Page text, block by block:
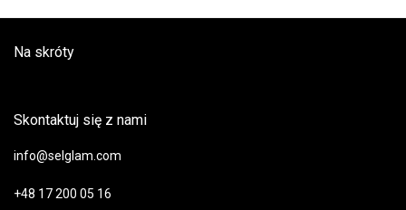
Na skróty
Skontaktuj się z nami
info@selglam.com
+48 17 200 05 16